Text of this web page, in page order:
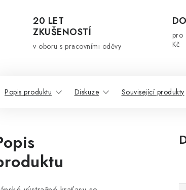
20 LET
ZKUŠENOSTÍ
v oboru s pracovními oděvy
pro
Kč
Popis produktu Diskuze Související produkty